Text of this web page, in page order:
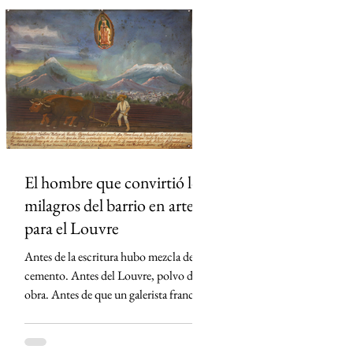
principalmente a la implementación de
la reforma judicial y a la creación del
Órgano de Administración Judicial y el
Tribunal de Disciplina Judicial,
encargados de administrar los recursos y
supervisar la conducta de jueces y
magistrados. Aunque l
El hombre que convirtió los
milagros del barrio en arte
para el Louvre
Antes de la escritura hubo mezcla de
cemento. Antes del Louvre, polvo de
obra. Antes de que un galerista francés